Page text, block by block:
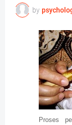
by
Proses